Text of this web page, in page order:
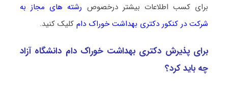
برای کسب اطلاعات بیشتر درخصوص رشته های مجاز به
شرکت در کنکور دکتری ﺑﻬﺪاﺷﺖ ﺧﻮراک دامکلیک کنید.
برای پذیرش دکتری ﺑﻬﺪاﺷﺖ ﺧﻮراک دام دانشگاه آزاد
چه باید کرد؟